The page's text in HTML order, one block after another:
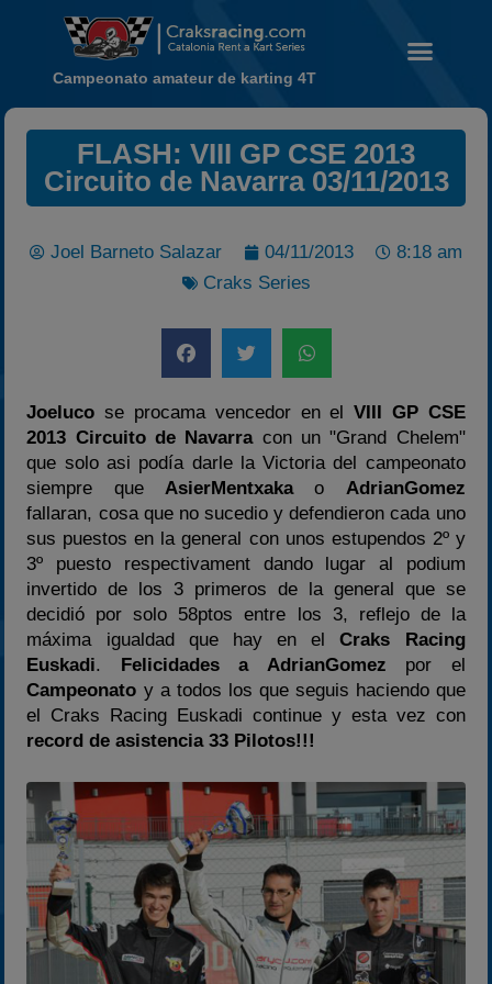
Calendario
Temporada 2026
Campeonato
2022
2023
2024
2025
Estadísticas
Preguntas Frecuentes
Campeonato amateur de karting 4T
FLASH: VIII GP CSE 2013
Circuito de Navarra 03/11/2013
Joel Barneto Salazar 04/11/2013
8:18 am
Craks Series
Joelucose procama vencedor en elVIII GP CSE
2013 Circuito de Navarracon un "Grand Chelem"
que solo asi podía darle la Victoria del campeonato
siempre que AsierMentxakao AdrianGomez
fallaran, cosa que no sucedio y defendieron cada uno
sus puestos en la general con unos estupendos 2º y
3º puesto respectivament dando lugar al podium
invertido de los 3 primeros de la general que se
decidió por solo 58ptos entre los 3, reflejo de la
máxima igualdad que hay en elCraks Racing
Euskadi. Felicidades a AdrianGomez por el
Campeonato y a todos los que seguis haciendo que
el Craks Racing Euskadi continue y esta vez con
record de asistencia 33 Pilotos!!!